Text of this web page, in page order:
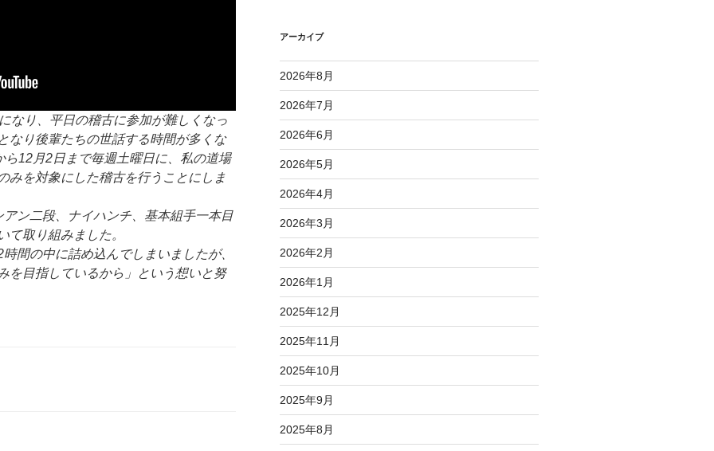
なり、平日の稽古に参加が難しくなっ
なり後輩たちの世話する時間が多くな
12月2日まで毎週土曜日に、私の道場
みを対象にした稽古を行うことにしま
ン二段、ナイハンチ、基本組手一本目
て取り組みました。
間の中に詰め込んでしまいましたが、
を目指しているから」という想いと努
アーカイブ
2026年8月
2026年7月
2026年6月
2026年5月
2026年4月
2026年3月
2026年2月
2026年1月
2025年12月
2025年11月
2025年10月
2025年9月
2025年8月